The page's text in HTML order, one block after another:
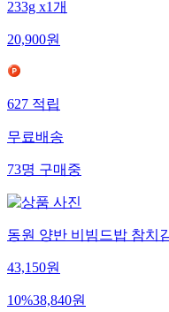
233g x1개
20,900원
627적립
무료배송
73명구매중
동원 양반 비빔드밥 참치
43,150원
10%38,840원